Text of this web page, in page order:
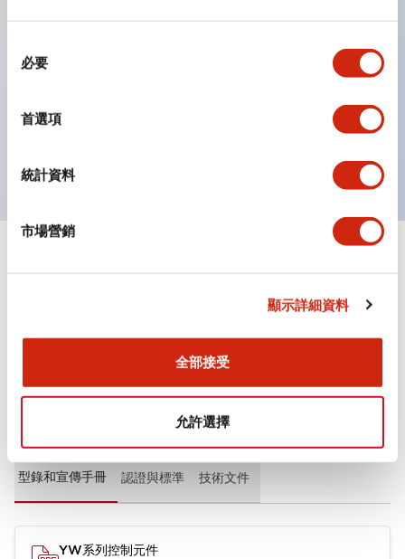
必要
首選項
統計資料
市場營銷
顯示詳細資料
全部接受
允許選擇
（IEC60947-5-5 6.2）。
指示燈採用大燈罩，確保更廣的視角和範圍，增強安全
性。
線引起的反光。
+
型錄和宣傳手冊 認證與標準 技術文件
YW系列控制元件